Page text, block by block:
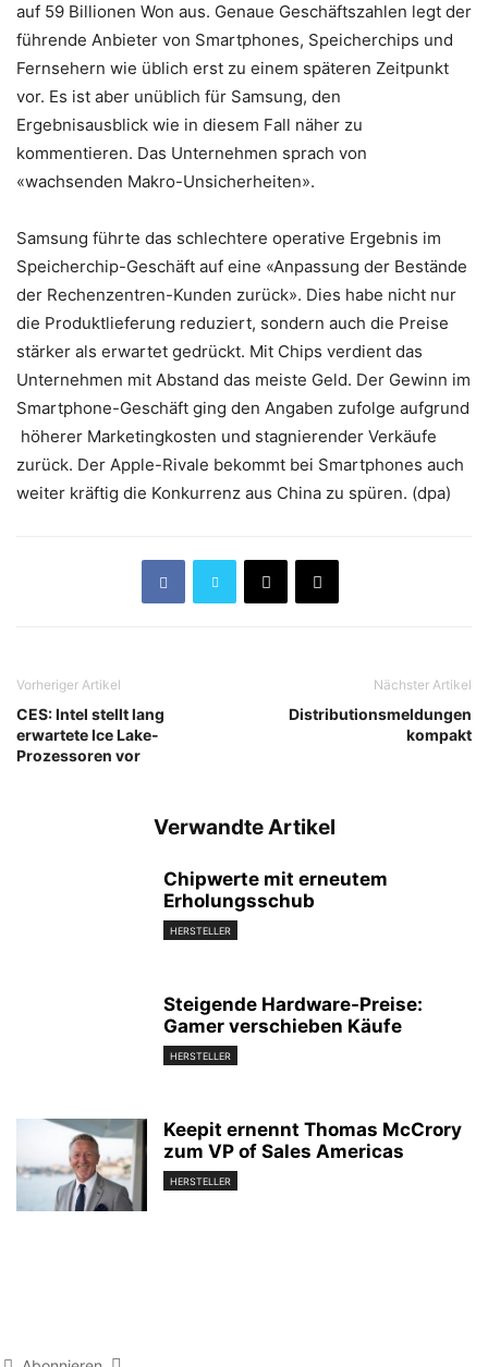
auf 59 Billionen Won aus. Genaue Geschäftszahlen legt der
führende Anbieter von Smartphones, Speicherchips und
Fernsehern wie üblich erst zu einem späteren Zeitpunkt
vor. Es ist aber unüblich für Samsung, den
Ergebnisausblick wie in diesem Fall näher zu
kommentieren. Das Unternehmen sprach von
«wachsenden Makro-Unsicherheiten».
Samsung führte das schlechtere operative Ergebnis im
Speicherchip-Geschäft auf eine «Anpassung der Bestände
der Rechenzentren-Kunden zurück». Dies habe nicht nur
die Produktlieferung reduziert, sondern auch die Preise
stärker als erwartet gedrückt. Mit Chips verdient das
Unternehmen mit Abstand das meiste Geld. Der Gewinn im
Smartphone-Geschäft ging den Angaben zufolge aufgrund
höherer Marketingkosten und stagnierender Verkäufe
zurück. Der Apple-Rivale bekommt bei Smartphones auch
weiter kräftig die Konkurrenz aus China zu spüren. (dpa)
Vorheriger Artikel
CES: Intel stellt lang
erwartete Ice Lake-
Prozessoren vor
Nächster Artikel
Distributionsmeldungen
kompakt
Verwandte Artikel
Chipwerte mit erneutem
Erholungsschub
HERSTELLER
Steigende Hardware-Preise:
Gamer verschieben Käufe
HERSTELLER
Keepit ernennt Thomas McCrory
zum VP of Sales Americas
HERSTELLER